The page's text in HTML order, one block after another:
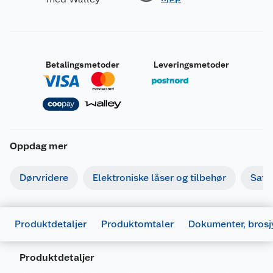
Betalingsmetoder Leveringsmetoder
Oppdag mer
Dørvridere Elektroniske låser og tilbehør
Produktdetaljer Produktomtaler Dokumenter,
Produktdetaljer